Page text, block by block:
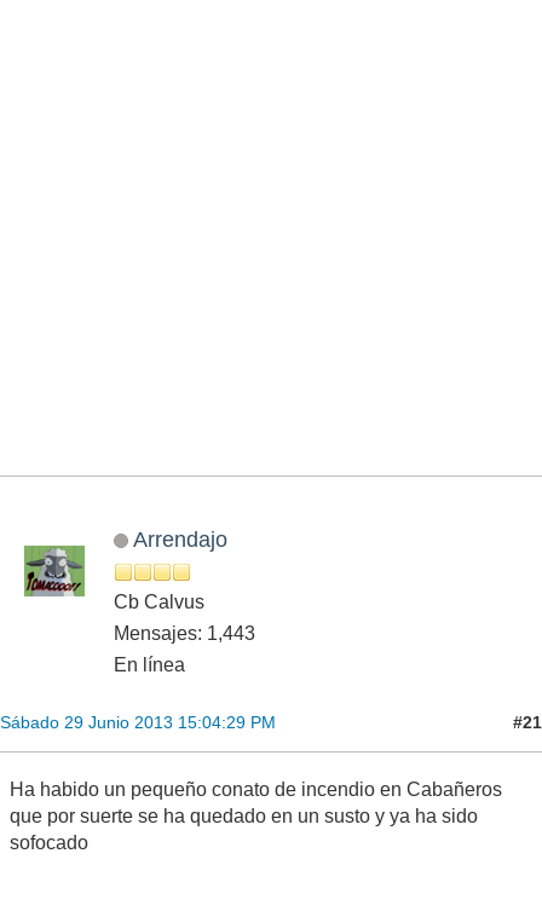
Arrendajo
Cb Calvus
Mensajes: 1,443
En línea
Sábado 29 Junio 2013 15:04:29 PM #21
Ha habido un pequeño conato de incendio en Cabañeros
que por suerte se ha quedado en un susto y ya ha sido
sofocado